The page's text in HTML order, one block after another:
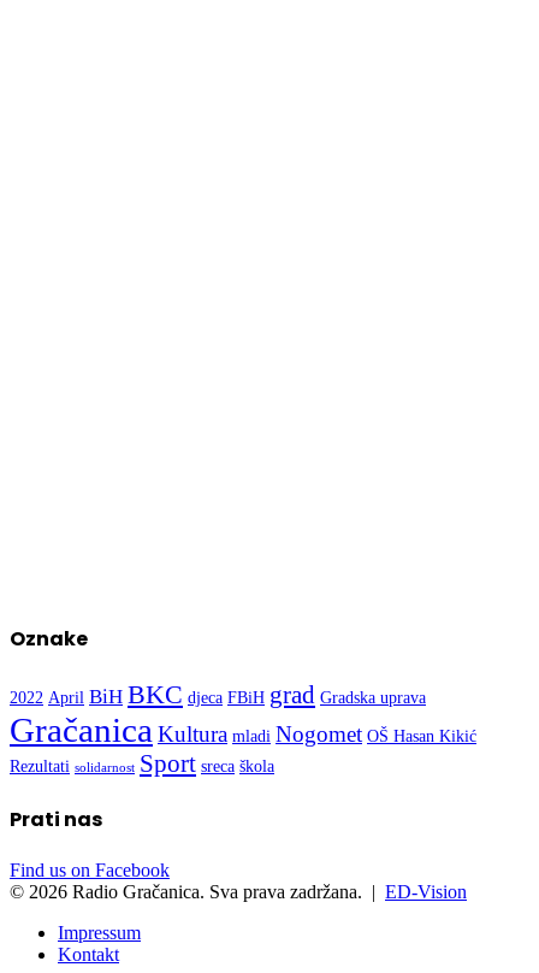
Oznake
2022 April BiH BKC djeca FBiH grad Gradska uprava
GračanicaKultura mladi Nogomet OŠ Hasan Kikić
Rezultati solidarnost Sport sreca škola
Prati nas
Find us on Facebook
© 2026 Radio Gračanica. Sva prava zadržana. | ED-Vision
Impressum
Kontakt